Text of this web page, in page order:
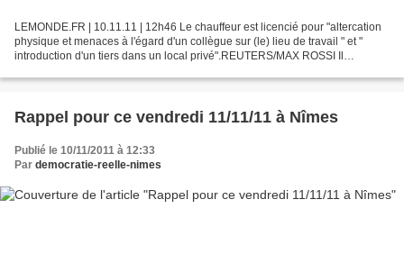
LEMONDE.FR | 10.11.11 | 12h46 Le chauffeur est licencié pour "altercation
physique et menaces à l'égard d'un collègue sur (le) lieu de travail " et "
introduction d'un tiers dans un local privé".REUTERS/MAX ROSSI Il
Rappel pour ce vendredi 11/11/11 à Nîmes
Publié le 10/11/2011 à 12:33
Par democratie-reelle-nimes